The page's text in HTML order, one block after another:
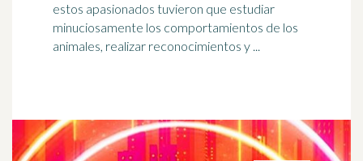
estos apasionados tuvieron que estudiar
minuciosamente los comportamientos de los
animales, realizar reconocimientos y ...